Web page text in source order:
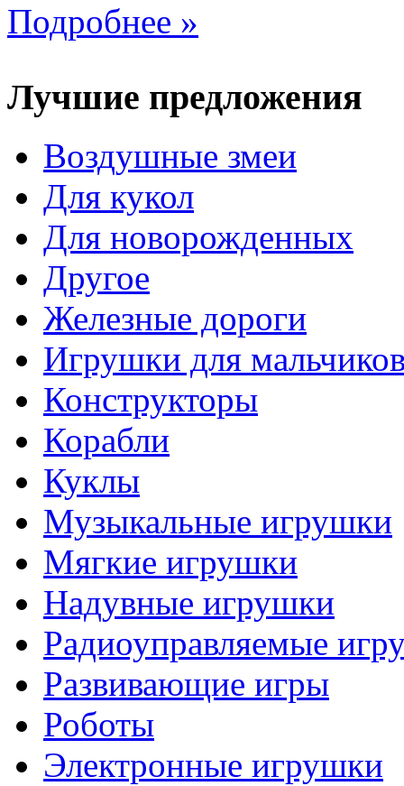
Подробнее »
Лучшие предложения
Воздушные змеи
Для кукол
Для новорожденных
Другое
Железные дороги
Игрушки для
Конструкторы
Корабли
Куклы
Музыкальные игрушки
Мягкие игрушки
Надувные игрушки
Радиоуправляемые
Развивающие игры
Роботы
Электронные игрушки